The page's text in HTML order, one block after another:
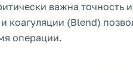
важна точность и
(Blend)
операции.